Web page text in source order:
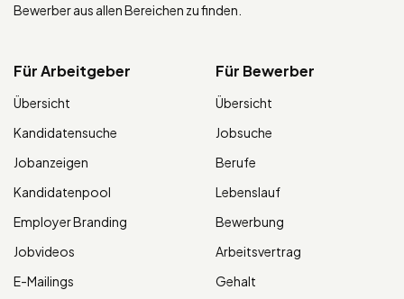
Bewerber aus allen Bereichen zu finden.
Für Arbeitgeber
Übersicht
Kandidatensuche
Jobanzeigen
Kandidatenpool
Employer Branding
Jobvideos
E-Mailings
Für Bewerber
Übersicht
Jobsuche
Berufe
Lebenslauf
Bewerbung
Arbeitsvertrag
Gehalt